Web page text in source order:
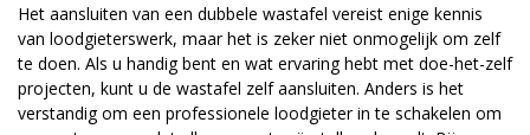
Het aansluiten van een dubbele wastafel vereist enige kennis
van loodgieterswerk, maar het is zeker niet onmogelijk om zelf
te doen. Als u handig bent en wat ervaring hebt met doe-het-zelf
projecten, kunt u de wastafel zelf aansluiten. Anders is het
verstandig om een professionele loodgieter in te schakelen om